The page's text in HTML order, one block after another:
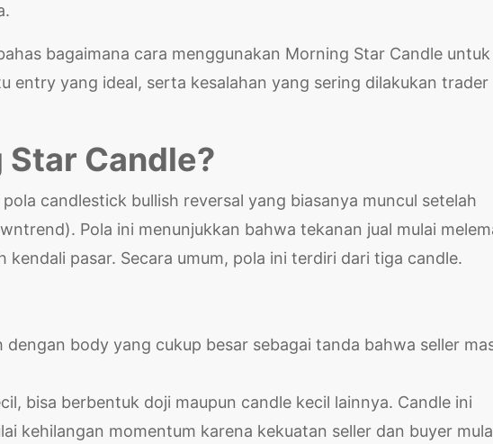
bagaimana cara menggunakan Morning Star Candle untuk
entry yang ideal, serta kesalahan yang sering dilakukan trader
Candle?
candlestick bullish reversal yang biasanya muncul setelah
Pola ini menunjukkan bahwa tekanan jual mulai
kendali pasar. Secara umum, pola ini terdiri dari tiga candle.
dengan body yang cukup besar sebagai tanda bahwa seller
bisa berbentuk doji maupun candle kecil lainnya. Candle ini
kehilangan momentum karena kekuatan seller dan buyer